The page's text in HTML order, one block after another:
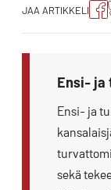
JAA ARTIKKELI
Ensi-
Ensi- ja
sekä